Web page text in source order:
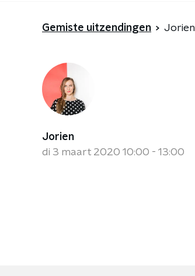
Gemiste uitzendingen Jorien
Jorien
di 3 maart 2020 10:00 - 13:00